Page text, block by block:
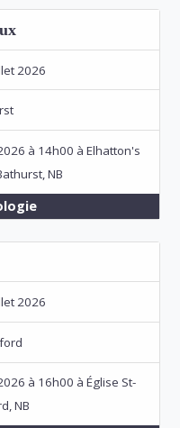
2026
à 14h00 à Elhatton's
NB
2026
à 16h00 à Église St-
NB